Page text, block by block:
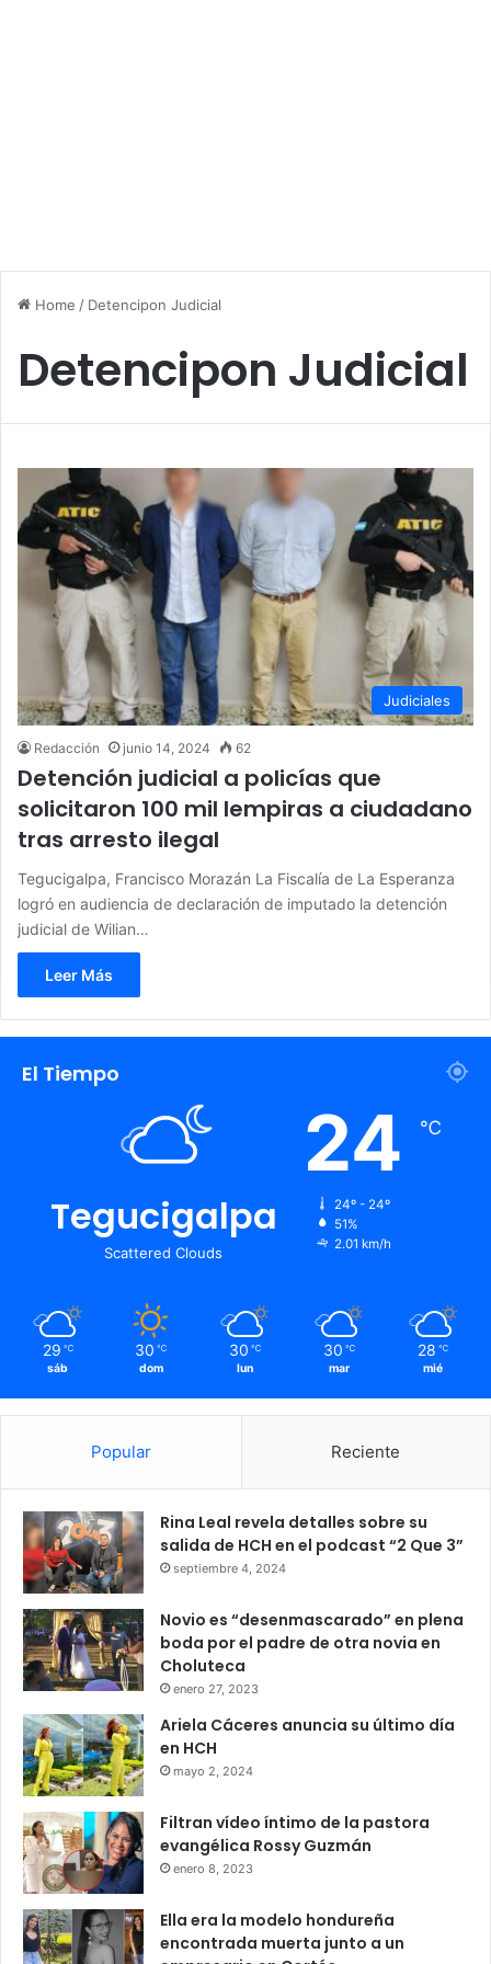
Home / Detencipon Judicial
Detencipon Judicial
Judiciales
Redacción junio 14, 2024 62
Detención judicial a policías que
solicitaron 100 mil lempiras a ciudadano
tras arresto ilegal
Tegucigalpa, Francisco Morazán La Fiscalía de La Esperanza
logró en audiencia de declaración de imputado la detención
judicial de Wilian…
Leer Más
El Tiempo
Tegucigalpa
Scattered Clouds
24 ℃
24º - 24º
51%
2.01 km/h
29 ℃
sáb
30 ℃
dom
30 ℃
lun
30 ℃
mar
28 ℃
mié
Popular Reciente
Rina Leal revela detalles sobre su
salida de HCH en el podcast “2 Que 3”
septiembre 4, 2024
Novio es “desenmascarado” en plena
boda por el padre de otra novia en
Choluteca
enero 27, 2023
Ariela Cáceres anuncia su último día
en HCH
mayo 2, 2024
Filtran vídeo íntimo de la pastora
evangélica Rossy Guzmán
enero 8, 2023
Ella era la modelo hondureña
encontrada muerta junto a un